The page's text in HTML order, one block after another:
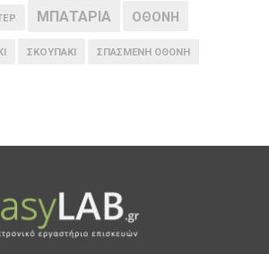
ΜΠΑΤΑΡΙΑ ΟΘΟΝΗ
ΣΚΟΥΠΑΚΙ ΣΠΑΣΜΕΝΗ ΟΘΟΝΗ